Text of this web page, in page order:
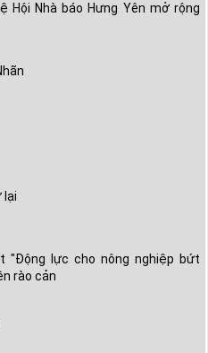
Hội Nhà báo Hưng Yên mở rộng
lại
"Động lực cho nông nghiệp bứt
rào cản